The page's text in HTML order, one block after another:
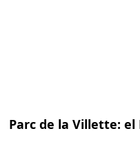
Parc de la Villette: